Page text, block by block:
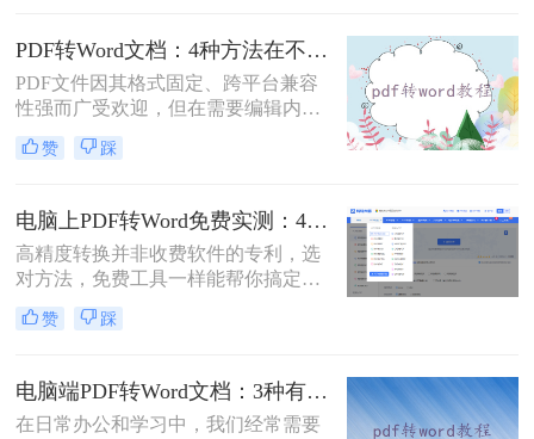
5种主流方案，助您高效完成转换。
PDF转Word文档：4种方法在不同文件类型下的转换效果！
PDF文件因其格式固定、跨平台兼容
性强而广受欢迎，但在需要编辑内容
时，将其转换为可编辑的Word文档成
为刚需。那么pdf怎么转换成word文档
法，助您高效完成格式转换。
赞 踩
电脑上PDF转Word免费实测：4个方案的转换效果和注意事项！
高精度转换并非收费软件的专利，选
对方法，免费工具一样能帮你搞定复
杂排版。“免费的工具转换效果肯定
很差吧？”这是我作为办公软件测评
处理pdf转word时，往往陷入“收费软
件太贵，免费工具怕坑”的两难境
地。那么电脑上怎么把pdf转成word免
赞 踩
电脑端PDF转Word文档：3种有效方法的具体操作步骤！
在日常办公和学习中，我们经常需要